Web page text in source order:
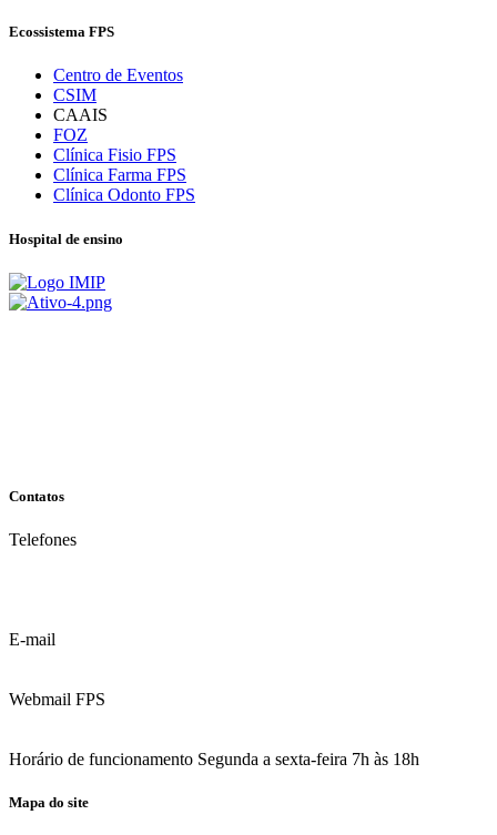
Ecossistema FPS
Centro de Eventos
CSIM
CAAIS
FOZ
Clínica Fisio FPS
Clínica Farma FPS
Clínica Odonto FPS
Hospital de ensino
Contatos
Telefones
E-mail
Webmail FPS
Horário de funcionamento Segunda a sexta-feira 7h às 18h
Mapa do site